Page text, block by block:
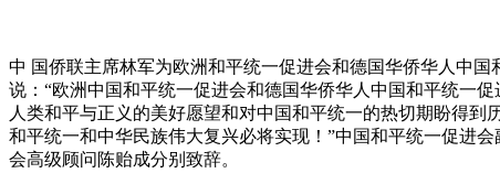
中 国侨联主席林军为欧洲和平统一促进会和德国华侨华人中
说：“欧洲中国和平统一促进会和德国华侨华人中国和平统一
人类和平与正义的美好愿望和对中国和平统一的热切期盼得
和平统一和中华民族伟大复兴必将实现！”中国和平统一促进
会高级顾问陈贻成分别致辞。